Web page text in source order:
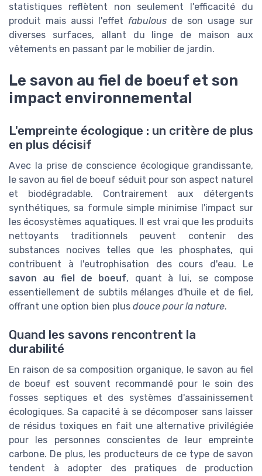
statistiques reflètent non seulement l'efficacité du
produit mais aussi l'effet fabulous de son usage sur
diverses surfaces, allant du linge de maison aux
vêtements en passant par le mobilier de jardin.
Le savon au fiel de boeuf et son
impact environnemental
L'empreinte écologique : un critère de plus
en plus décisif
Avec la prise de conscience écologique grandissante,
le savon au fiel de boeuf séduit pour son aspect naturel
et biodégradable. Contrairement aux détergents
synthétiques, sa formule simple minimise l'impact sur
les écosystèmes aquatiques. Il est vrai que les produits
nettoyants traditionnels peuvent contenir des
substances nocives telles que les phosphates, qui
contribuent à l'eutrophisation des cours d'eau. Le
savon au fiel de boeuf, quant à lui, se compose
essentiellement de subtils mélanges d'huile et de fiel,
offrant une option bien plus douce pour la nature.
Quand les savons rencontrent la
durabilité
En raison de sa composition organique, le savon au fiel
de boeuf est souvent recommandé pour le soin des
fosses septiques et des systèmes d'assainissement
écologiques. Sa capacité à se décomposer sans laisser
de résidus toxiques en fait une alternative privilégiée
pour les personnes conscientes de leur empreinte
carbone. De plus, les producteurs de ce type de savon
tendent à adopter des pratiques de production